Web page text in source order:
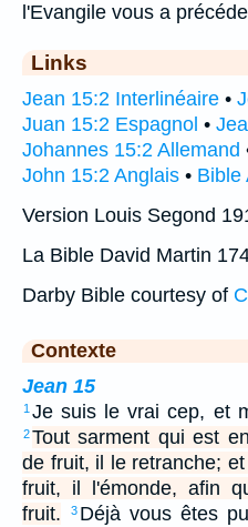
l'Evangile vous a
Links
Jean 15:2 Interlinéaire •
Juan 15:2 Espagnol •
Johannes 15:2 Allemand
John 15:2 Anglais • Bible
Version Louis Segond
La Bible David Martin
Darby Bible courtesy of
Contexte
Jean 15
1 Je suis le vrai cep, et
2Tout sarment qui est
de fruit, il le retranche;
fruit, il l'émonde, afin
fruit.
3 Déjà vous êtes